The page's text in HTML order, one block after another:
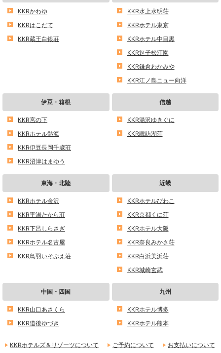
KKRかわゆ
KKRはこだて
KKR蔵王白銀荘
KKR水上水明荘
KKRホテル東京
KKRホテル中目黒
KKR逗子松汀園
KKR鎌倉わかみや
KKR江ノ島ニュー向洋
伊豆・箱根
KKR宮の下
KKRホテル熱海
KKR伊豆長岡千歳荘
KKR沼津はまゆう
信越
KKR湯沢ゆきぐに
KKR諏訪湖荘
東海・北陸
KKRホテル金沢
KKR平湯たから荘
KKR下呂しらさぎ
KKRホテル名古屋
KKR鳥羽いそぶえ荘
近畿
KKRホテルびわこ
KKR京都くに荘
KKRホテル大阪
KKR奈良みかさ荘
KKR白浜美浜荘
KKR城崎玄武
中国・四国
KKR山口あさくら
KKR道後ゆづき
九州
KKRホテル博多
KKRホテル熊本
KKRホテルズ＆リゾーツについて ご予約について お支払いについて